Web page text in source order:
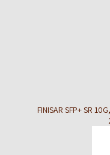
FINISAR SFP+ SR